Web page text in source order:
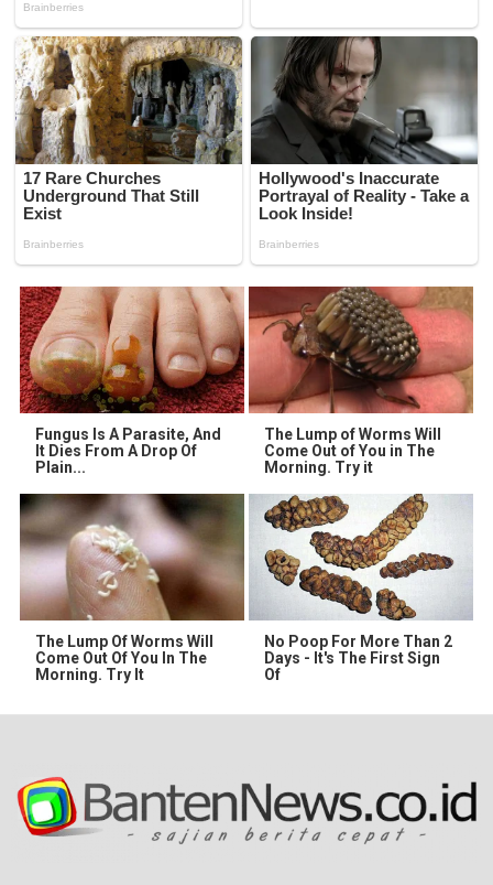
Fungus Is A Parasite, And
It Dies From A Drop Of
Plain...
The Lump of Worms Will
Come Out of You in The
Morning. Try it
The Lump Of Worms Will
Come Out Of You In The
Morning. Try It
No Poop For More Than 2
Days - It's The First Sign
Of